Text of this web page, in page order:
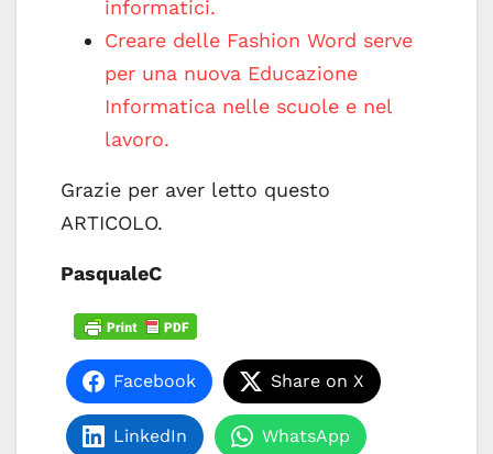
informatici.
Creare delle Fashion Word serve
per una nuova Educazione
Informatica nelle scuole e nel
lavoro.
Grazie per aver letto questo
ARTICOLO.
PasqualeC
Facebook Share on X
LinkedIn WhatsApp